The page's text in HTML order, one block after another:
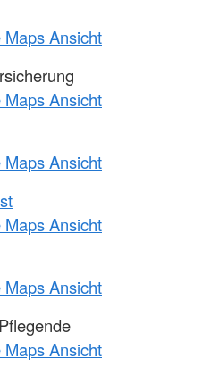
Ansicht
Ansicht
Ansicht
Ansicht
Ansicht
Ansicht